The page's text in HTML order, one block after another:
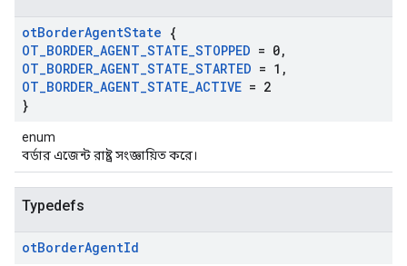
otBorderAgentState {
OT_BORDER_AGENT_STATE_STOPPED = 0,
OT_BORDER_AGENT_STATE_STARTED = 1 ,
OT_BORDER_AGENT_STATE_ACTIVE = 2
}
enum
বর্ডার এজেন্ট রাষ্ট্র সংজ্ঞায়িত করে।
Typedefs
otBorderAgentId